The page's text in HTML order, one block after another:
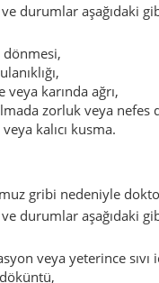
durumlar aşağıdaki
dönmesi,
veya karında ağrı,
zorluk veya nefes
kalıcı kusma.
gribi nedeniyle
durumlar aşağıdaki
veya yeterince sıvı